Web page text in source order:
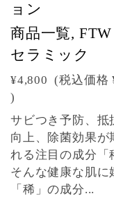
ョン
商品一覧,
セラミック
¥4,800 (税込価格
)
サビつき予防、抵
向上、除菌効果が
れる注目の成分「
そんな健康な肌に
「稀」の成分...